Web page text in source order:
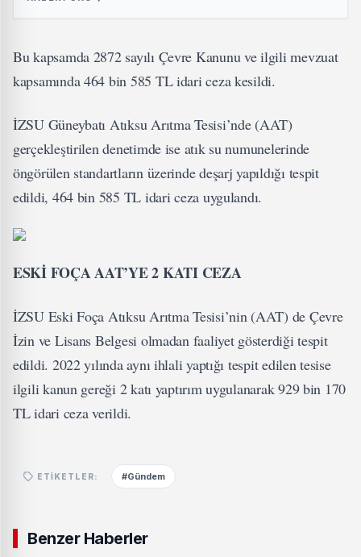
Bu kapsamda 2872 sayılı Çevre Kanunu ve ilgili mevzuat
kapsamında 464 bin 585 TL idari ceza kesildi.
İZSU Güneybatı Atıksu Arıtma Tesisi’nde (AAT)
gerçekleştirilen denetimde ise atık su numunelerinde
öngörülen standartların üzerinde deşarj yapıldığı tespit
edildi, 464 bin 585 TL idari ceza uygulandı.
ESKİ FOÇA AAT’YE 2 KATI CEZA
İZSU Eski Foça Atıksu Arıtma Tesisi’nin (AAT) de Çevre
İzin ve Lisans Belgesi olmadan faaliyet gösterdiği tespit
edildi. 2022 yılında aynı ihlali yaptığı tespit edilen tesise
ilgili kanun gereği 2 katı yaptırım uygulanarak 929 bin 170
TL idari ceza verildi.
ETIKETLER: #Gündem
Benzer Haberler